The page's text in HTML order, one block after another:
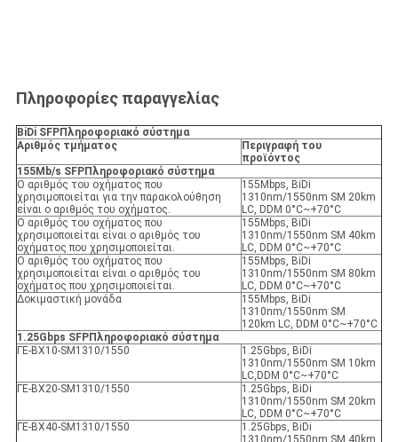
Πληροφορίες παραγγελίας
BiDi SFPΠληροφοριακό σύστημα
Αριθμός τμήματος
Περιγραφή του
προϊόντος
155Mb/s SFPΠληροφοριακό σύστημα
Ο αριθμός του οχήματος που
χρησιμοποιείται για την παρακολούθηση
είναι ο αριθμός του οχήματος.
155Mbps, BiDi
1310nm/1550nm SM 20km
LC, DDM 0°C~+70°C
Ο αριθμός του οχήματος που
χρησιμοποιείται είναι ο αριθμός του
οχήματος που χρησιμοποιείται.
155Mbps, BiDi
1310nm/1550nm SM 40km
LC, DDM 0°C~+70°C
Ο αριθμός του οχήματος που
χρησιμοποιείται είναι ο αριθμός του
οχήματος που χρησιμοποιείται.
155Mbps, BiDi
1310nm/1550nm SM 80km
LC, DDM 0°C~+70°C
Δοκιμαστική μονάδα
155Mbps, BiDi
1310nm/1550nm SM
120km LC, DDM 0°C~+70°C
1.25Gbps SFPΠληροφοριακό σύστημα
ΓΕ-ΒX10-SM1310/1550
1.25Gbps, BiDi
1310nm/1550nm SM 10km
LC,DDM 0°C~+70°C
ΓΕ-ΒΧ20-SM1310/1550
1.25Gbps, BiDi
1310nm/1550nm SM 20km
LC, DDM 0°C~+70°C
ΓΕ-ΒΧ40-SM1310/1550
1.25Gbps, BiDi